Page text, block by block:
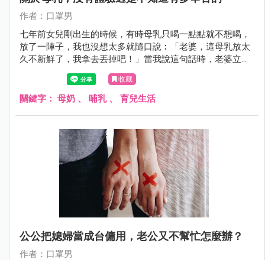
作者：口罩男
七年前女兒剛出生的時候，有時母乳只喝一點點就不想喝，
放了一陣子，我也沒想太多就隨口說︰「老婆，這母乳放太
久不新鮮了，我拿去丟掉吧！」當我說這句話時，老婆立刻
收藏
關鍵字： 母奶 、 哺乳、 育兒生活
公公把媳婦當成台傭用，老公又不幫忙怎麼辦？
作者：口罩男